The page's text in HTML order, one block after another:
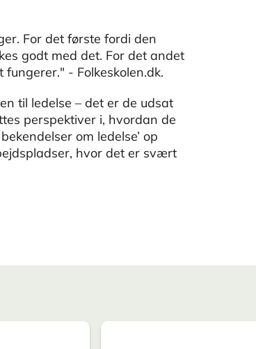
For det første fordi den
godt med det. For det andet
- Folkeskolen.dk.
til ledelse – det er de udsat
perspektiver i, hvordan de
om ledelse’ op
hvor det er svært